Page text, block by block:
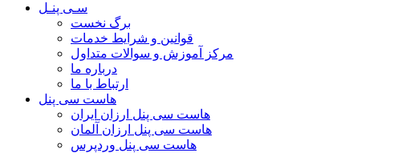
سـی پنـل
برگ نخست
قوانین و شرایط خدمات
مرکز آموزش و سوالات متداول
درباره ما
ارتباط با ما
هاست سی پنل
هاست سی پنل ارزان ایران
هاست سی پنل ارزان آلمان
هاست سی پنل وردپرس